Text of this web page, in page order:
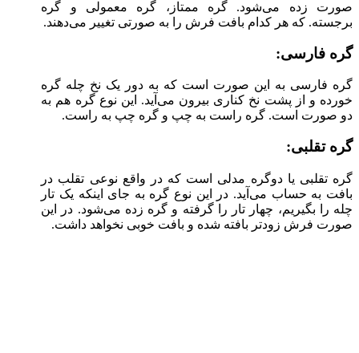
صورت زده می‌شود. گره ممتاز، گره معمولی و گره
برجسته. که هر کدام بافت فرش را به صورتی تغییر می‌دهند.
گره فارسی:
گره فارسی به این صورت است که به دور یک نخ چله گره
خورده و از پشت نخ کناری بیرون می‌آید. این نوع گره هم به
دو صورت است. گره راست به چپ و گره چپ به راست.
گره تقلبی:
گره تقلبی یا دوگره مدلی است که در واقع نوعی تقلب در
بافت به حساب می‌آید. در این نوع گره به جای اینکه یک تار
چله را بگیریم، چهار تار را گرفته و گره زده می‌شود. در این
صورت فرش زودتر بافته شده و بافت خوبی نخواهد داشت.